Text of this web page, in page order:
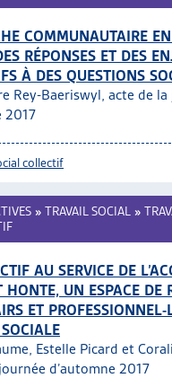
COMMUNAUTAIRE
RÉPONSES ET DES
À DES QUESTIONS
Rey-Baeriswyl, acte de
2017
collectif
» TRAVAIL SOCIAL »
AU SERVICE DE
HONTE, UN ESPACE DE
ET PROFESSIONNEL-
Estelle Picard et
d’automne 2017